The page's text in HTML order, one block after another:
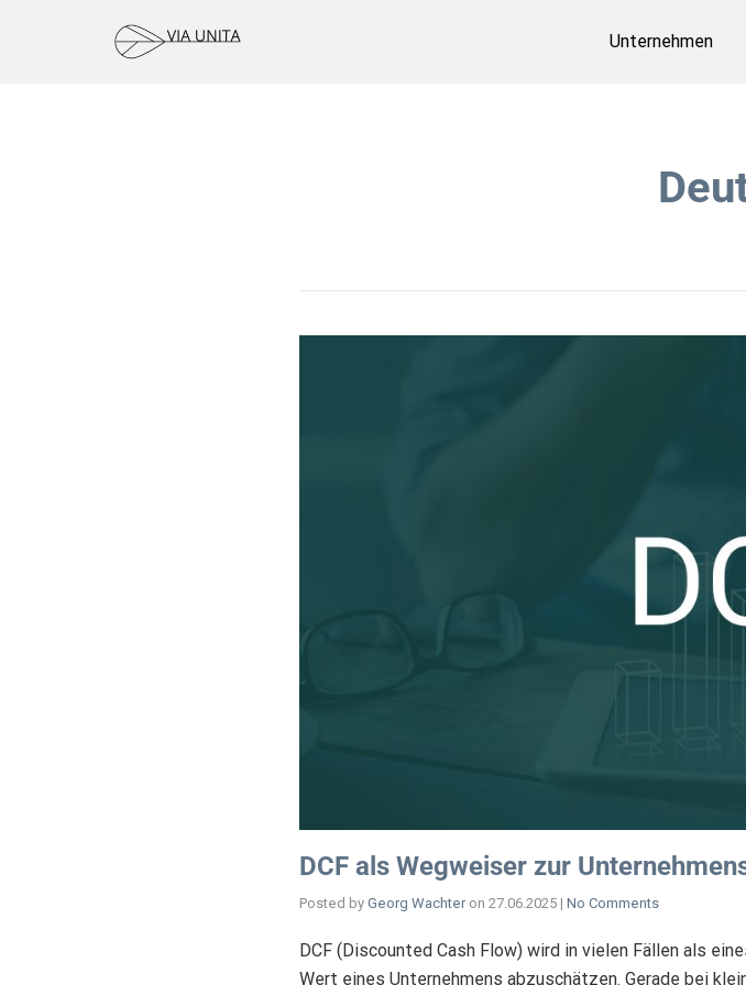
Unternehmen
DCF als Wegweiser zur
Posted by Georg Wachter on 27.06.2025 | No Comments
DCF (Discounted Cash Flow) wird in vielen Fällen als
Wert eines Unternehmens abzuschätzen. Gerade bei